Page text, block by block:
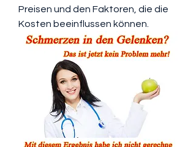
Preisen und den Faktoren, die die
Kosten beeinflussen können.